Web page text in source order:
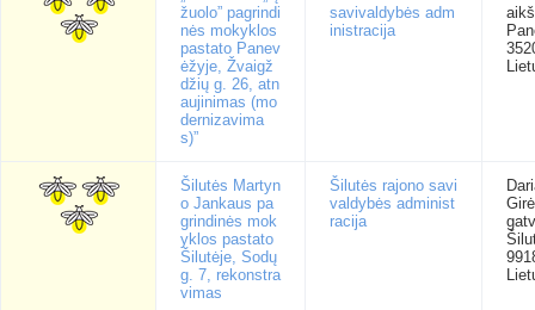
žuolo” pagrindi
nės mokyklos
pastato Panev
ėžyje, Žvaigž
džių g. 26, atn
aujinimas (mo
dernizavima
s)”
savivaldybės adm
inistracija
Šilutės Martyn
o Jankaus pa
grindinės mok
yklos pastato
Šilutėje, Sodų
g. 7, rekonstra
vimas
Šilutės rajono savi
valdybės administ
racija